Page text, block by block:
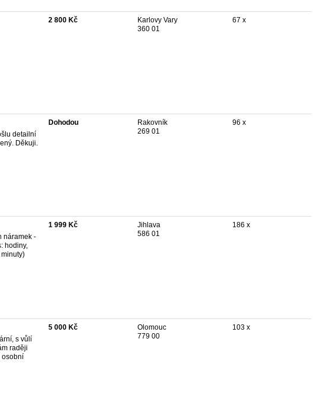
2 800 Kč
Karlovy Vary
360 01
67 x
detailní
Děkuji.
Dohodou
Rakovník
269 01
96 x
náramek -
hodiny,
1 999 Kč
Jihlava
586 01
186 x
s vůlí
raději
osobní
5 000 Kč
Olomouc
779 00
103 x